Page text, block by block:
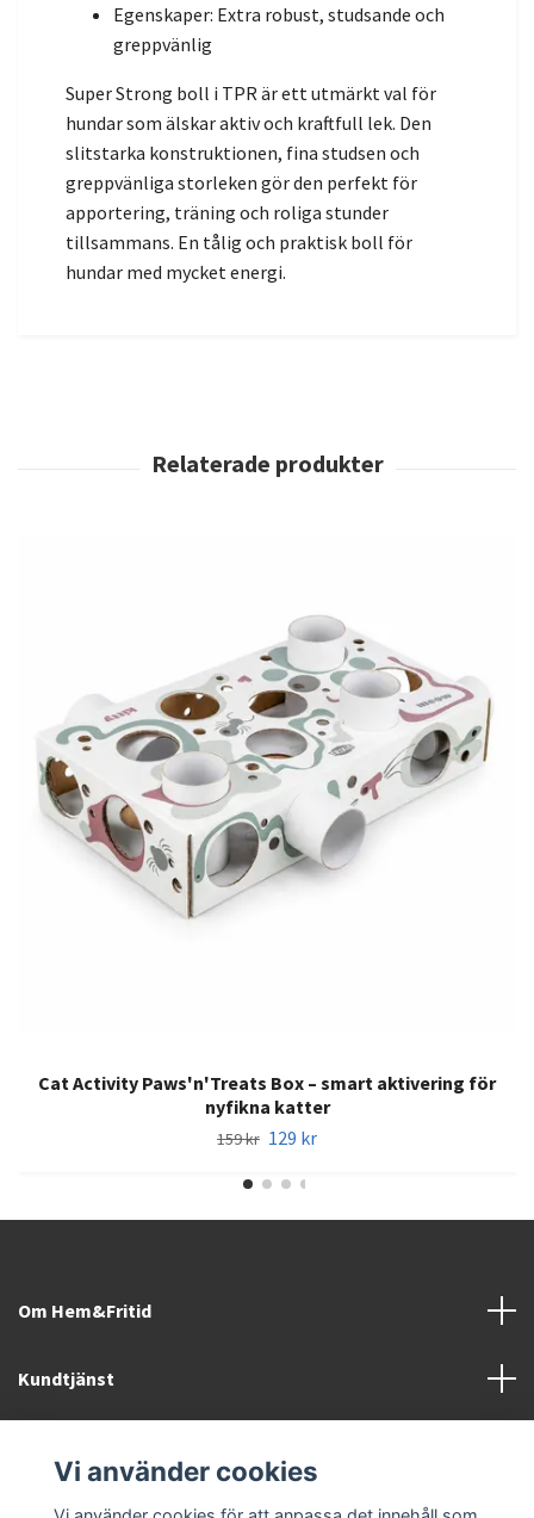
Egenskaper: Extra robust, studsande och
greppvänlig
Super Strong boll i TPR är ett utmärkt val för
hundar som älskar aktiv och kraftfull lek. Den
slitstarka konstruktionen, fina studsen och
greppvänliga storleken gör den perfekt för
apportering, träning och roliga stunder
tillsammans. En tålig och praktisk boll för
hundar med mycket energi.
Cat Activity Paws'n'Treats Box – smart aktivering för
nyfikna katter
159 kr 129 kr
Om Hem&Fritid
Kundtjänst
Vi använder cookies